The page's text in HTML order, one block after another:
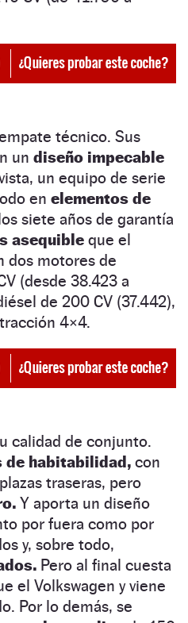
técnico. Sus
un diseño impecable
un equipo de serie
en elementos de
siete años de garantía
asequible que el
dos motores de
(desde 38.423 a
de 200 CV (37.442),
4×4.
calidad de conjunto.
de habitabilidad, con
traseras, pero
Y aporta un diseño
por fuera como por
y, sobre todo,
Pero al final cuesta
el Volkswagen y viene
Por lo demás, se